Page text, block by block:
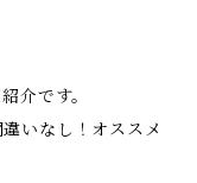
介です。
いなし！オススメ